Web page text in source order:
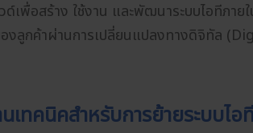
เพื่อสร้าง ใช้งาน และพัฒนาระบบไอทีภา
งลูกค้าผ่านการเปลี่ยนแปลงทางดิจิทัล
ทคนิคสำหรับการย้ายระบบไอ